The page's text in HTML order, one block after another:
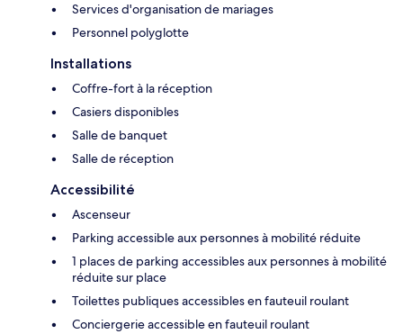
Services d'organisation de mariages
Personnel polyglotte
Installations
Coffre-fort à la réception
Casiers disponibles
Salle de banquet
Salle de réception
Accessibilité
Ascenseur
Parking accessible aux personnes à mobilité réduite
1 places de parking accessibles aux personnes à mobilité
réduite sur place
Toilettes publiques accessibles en fauteuil roulant
Conciergerie accessible en fauteuil roulant